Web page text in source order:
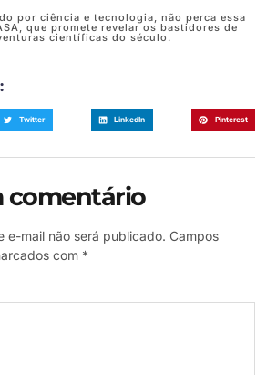
por ciência e tecnologia, não perca essa
que promete revelar os bastidores de
científicas do século.
Twitter LinkedIn Pinterest
comentário
e-mail não será publicado. Campos
com *